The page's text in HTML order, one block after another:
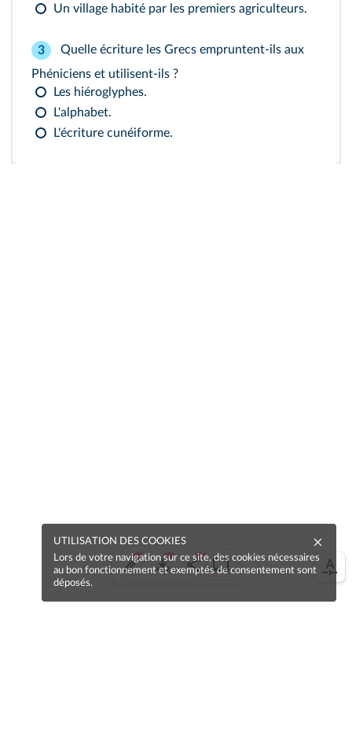
Un village habité par les premiers agriculteurs.
3
Quelle écriture les Grecs empruntent-ils aux
Phéniciens et utilisent-ils ?
Les hiéroglyphes.
L'alphabet.
L'écriture cunéiforme.
UTILISATION DES COOKIES
Lors de votre navigation sur ce site, des cookies nécessaires
au bon fonctionnement et exemptés de consentement sont
déposés.